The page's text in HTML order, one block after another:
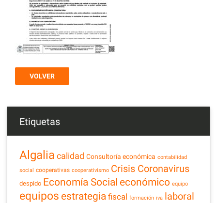
VOLVER
Etiquetas
Algalia calidad Consultoría económica contabilidad
social cooperativas cooperativismo Crisis Coronavirus
despido Economía Social económico equipo
equipos estrategia fiscal formación iva laboral